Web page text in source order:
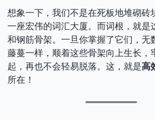
想象一下，我们不是在死板地堆砌砖
一座宏伟的词汇大厦。而词根，就是
和钢筋骨架。一旦你掌握了它们，无
藤蔓一样，顺着这些骨架向上生长，
起，再也不会轻易脱落。这，就是高
所在！